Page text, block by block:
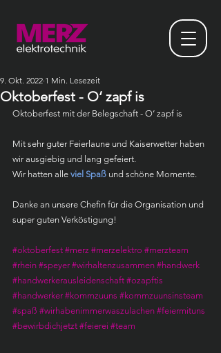
Oktoberfest - O‘ zapf is
9. Okt. 2022 1 Min. Lesezeit
Oktoberfest mit der Belegschaft - O‘ zapf is
Mit sehr guter Feierlaune und Kaiserwetter haben
wir ausgiebig und lang gefeiert.
Wir hatten alle viel Spaß und schöne Momente.
Danke an unsere Chefin für die Organisation und
super guten Verköstigung!
#oktoberfest #merz #merzelektro #merzteam
#rhein #speyer #wirhaltenzusammen #handwerk
#handwerkerausleidenschaft #ozapftis
#handwerker #kommzuuns #kommzuunsinsteam
#spaß #wirhabenimmerwaszulachen #feiermituns
#bewirbdichjetzt #feierei #team